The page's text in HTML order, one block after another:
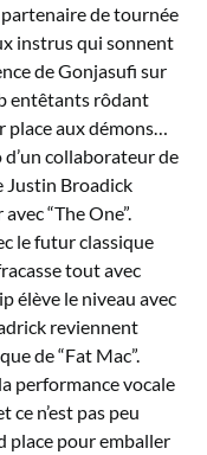
partenaire de tournée
instrus qui sonnent
de Gonjasufi sur
entêtants rôdant
aux démons…
collaborateur de
Justin Broadick
“The One”.
le futur classique
tout avec
élève le niveau avec
reviennent
de “Fat Mac”.
performance vocale
ce n’est pas peu
place pour emballer